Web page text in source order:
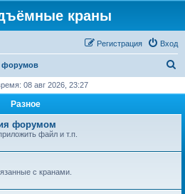
краны
Вход
Регистрация
форумов
с
08 авг 2026, 23:27
Разное
форумом
файл и т.п.
с кранами.